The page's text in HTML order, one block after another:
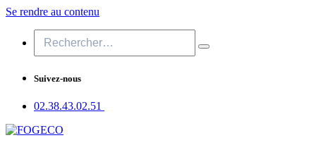
Se rendre au contenu
Suivez-nous
02.38.43​.02.51